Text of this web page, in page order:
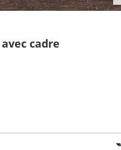
cadre